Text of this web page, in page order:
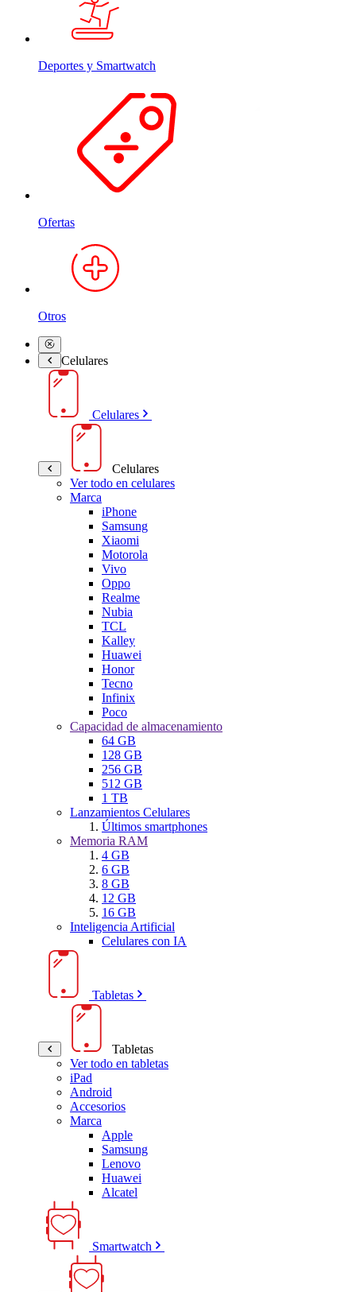
Deportes y Smartwatch
Ofertas
Otros
Celulares
Celulares
Celulares
Ver todo en celulares
Marca
iPhone
Samsung
Xiaomi
Motorola
Vivo
Oppo
Realme
Nubia
TCL
Kalley
Huawei
Honor
Tecno
Infinix
Poco
Capacidad de almacenamiento
64 GB
128 GB
256 GB
512 GB
1 TB
Lanzamientos Celulares
Últimos smartphones
Memoria RAM
4 GB
6 GB
8 GB
12 GB
16 GB
Inteligencia Artificial
Celulares con IA
Tabletas
Tabletas
Ver todo en tabletas
iPad
Android
Accesorios
Marca
Apple
Samsung
Lenovo
Huawei
Alcatel
Smartwatch